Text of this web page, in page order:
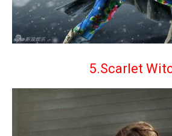
5.Scarlet